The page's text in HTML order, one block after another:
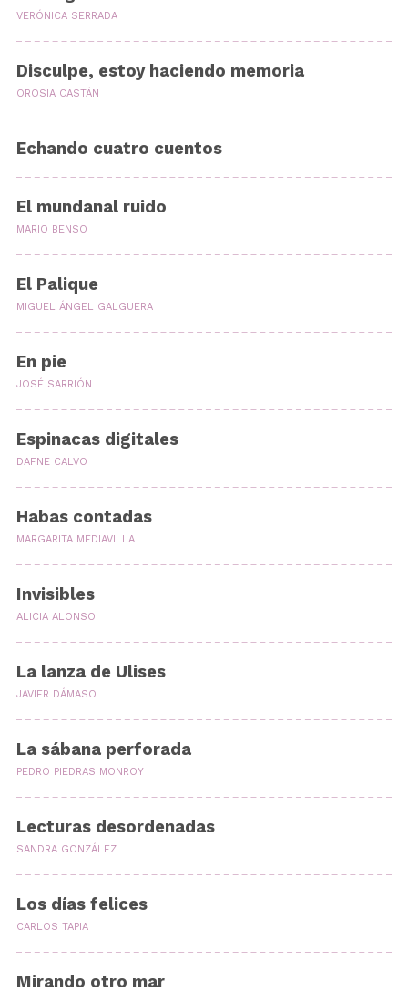
VERÓNICA SERRADA
Disculpe, estoy haciendo memoria
OROSIA CASTÁN
Echando cuatro cuentos
El mundanal ruido
MARIO BENSO
El Palique
MIGUEL ÁNGEL GALGUERA
En pie
JOSÉ SARRIÓN
Espinacas digitales
DAFNE CALVO
Habas contadas
MARGARITA MEDIAVILLA
Invisibles
ALICIA ALONSO
La lanza de Ulises
JAVIER DÁMASO
La sábana perforada
PEDRO PIEDRAS MONROY
Lecturas desordenadas
SANDRA GONZÁLEZ
Los días felices
CARLOS TAPIA
Mirando otro mar